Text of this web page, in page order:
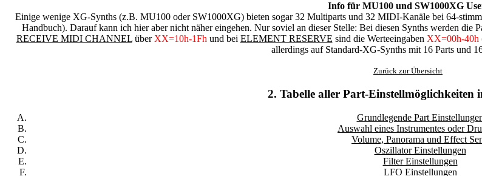
Info für MU100 und SW1000XG
Einige wenige XG-Synths (z.B. MU100 oder SW1000XG) bieten sogar 32 Multiparts und 32 MIDI-Kanäle bei 64-
Handbuch). Darauf kann ich hier aber nicht näher eingehen. Nur soviel an dieser Stelle: Bei diesen Synths werden die
RECEIVE MIDI CHANNELüber XX=10h-1Fh und bei ELEMENT RESERVE sind die Werteeingaben XX=00h-40h
allerdings auf Standard-XG-Synths mit 16 Parts und
Zurück zur Übersicht
2. Tabelle aller Part-Einstellmöglichkeiten
Grundlegende Part
Auswahl eines Instrumentes oder
Volume, Panorama und Effect
Oszillator Einstellungen
Filter Einstellungen
LFO Einstellungen